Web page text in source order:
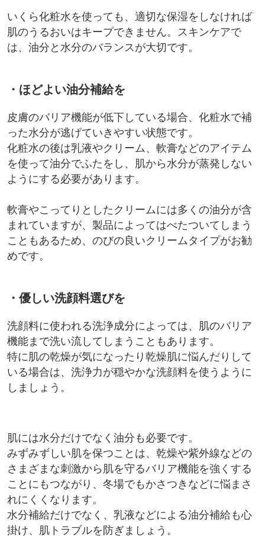
いくら化粧水を使っても、適切な保湿をしなければ
肌のうるおいはキープできません。スキンケアで
は、油分と水分のバランスが大切です。
・ほどよい油分補給を
皮膚のバリア機能が低下している場合、化粧水で補
った水分が逃げていきやすい状態です。
化粧水の後は乳液やクリーム、軟膏などのアイテム
を使って油分でふたをし、肌から水分が蒸発しない
ようにする必要があります。
軟膏やこってりとしたクリームには多くの油分が含
まれていますが、製品によってはべたついてしまう
こともあるため、のびの良いクリームタイプがお勧
めです。
・優しい洗顔料選びを
洗顔料に使われる洗浄成分によっては、肌のバリア
機能まで洗い流してしまうこともあります。
特に肌の乾燥が気になったり乾燥肌に悩んだりして
いる場合は、洗浄力が穏やかな洗顔料を使うように
しましょう。
肌には水分だけでなく油分も必要です。
みずみずしい肌を保つことは、乾燥や紫外線などの
さまざまな刺激から肌を守るバリア機能を強くする
ことにもつながり、冬場でもかさつきなどに悩まさ
れにくくなります。
水分補給だけでなく、乳液などによる油分補給も心
掛け、肌トラブルを防ぎましょう。